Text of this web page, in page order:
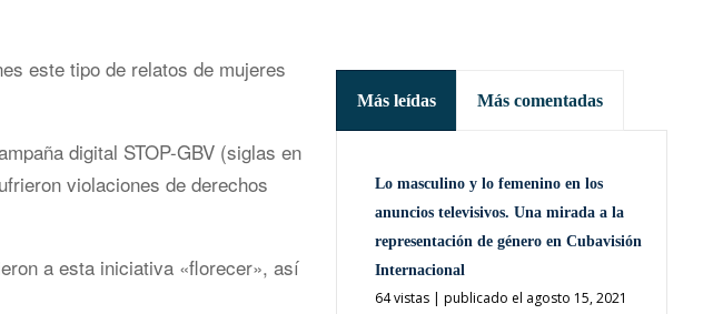
este tipo de relatos de mujeres
digital STOP-GBV (siglas en
violaciones de derechos
a esta iniciativa «florecer», así
Más leídas Más comentadas
Lo masculino y lo femenino en los
anuncios televisivos. Una mirada a la
representación de género en Cubavisión
Internacional
64 vistas| publicado el agosto 15, 2021